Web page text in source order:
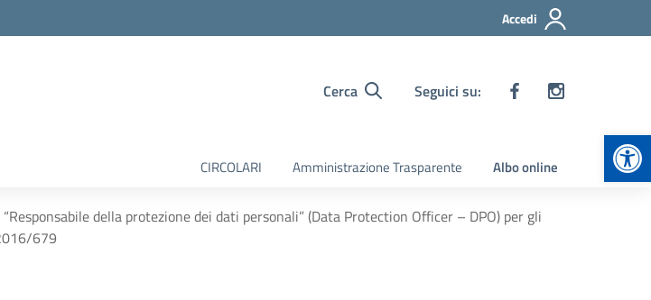
Accedi
Cerca Seguici su:
CIRCOLARI Amministrazione Trasparente Albo online
della protezione dei dati personali” (Data Protection Officer – DPO) per gli
679